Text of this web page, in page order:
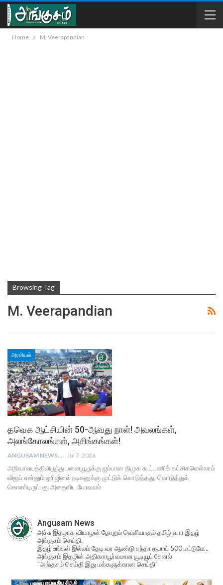
Home M. Veerapandian
Browsing Tag
M. Veerapandian
அரசியல்
தவெக ஆட்சியின் 50-ஆவது நாள்! அவலங்கள்,
அலங்கோலங்கள், அசிங்கங்கள்!
ANGUSAM NEWS Jul 7, 2026
அறிவாலயத்திலிருந்து பனையூருக்கு ஜம்பான திமுக கூட்டணிக் கட்சிகளெல்லாம்
விஜய் என்னும் ஒரிஜினல் நடிகனுக்கு முட்டுக் கொடுத்தது, கொடுத்துக்
கொண்டிருப்பது அதைவிட பேரவலம்
Angusam News
அச்சு இதழாக வியாழன் தோறும் வெளியாகும் தமிழ் வார இதழ்
அங்குசம் செய்தி.
இதழ் உங்கள் இல்லம் தேடி வர ஆண்டு சந்தா ரூபாய் 500 மட்டுமே...
அங்குசம் இதழின் அதிகாரபூர்வமான யூடியூப் சேனல்
"அங்குசம் செய்தி இது மக்களுக்கான செய்தி"